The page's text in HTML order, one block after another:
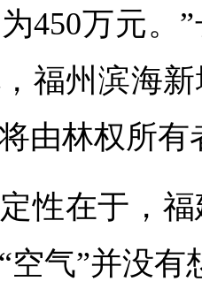
450万元。
福州滨海
由林权所有
性在于，
空气”并没有